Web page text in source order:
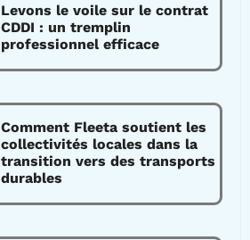
Levons le voile sur le contrat
CDDI : un tremplin
professionnel efficace
Comment Fleeta soutient les
collectivités locales dans la
transition vers des transports
durables